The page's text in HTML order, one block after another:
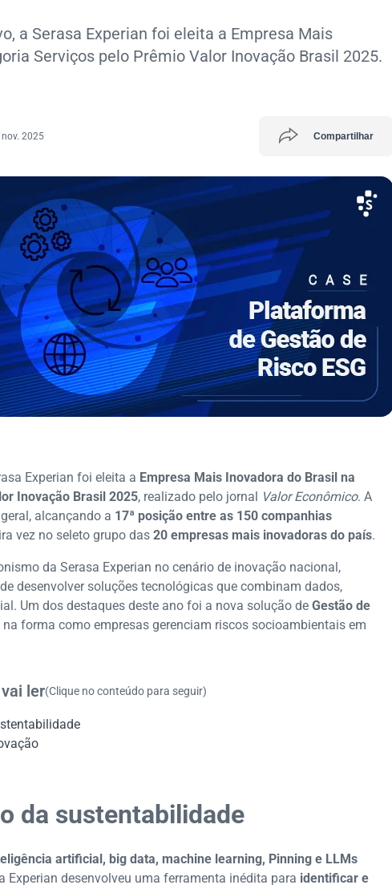
a Serasa Experian foi eleita a Empresa Mais
Serviços pelo Prêmio Valor Inovação Brasil 2025.
2025 Compartilhar
Experian foi eleita a Empresa Mais Inovadora do Brasil na
Inovação Brasil 2025, realizado pelo jornal Valor Econômico. A
alcançando a 17ª posição entre as 150 companhias
vez no seleto grupo das 20 empresas mais inovadoras do país.
da Serasa Experian no cenário de inovação nacional,
desenvolver soluções tecnológicas que combinam dados,
Um dos destaques deste ano foi a nova solução de Gestão de
forma como empresas gerenciam riscos socioambientais em
ler(Clique no conteúdo para seguir)
da sustentabilidade
artificial, big data, machine learning, Pinning e LLMs
Experian desenvolveu uma ferramenta inédita para identificar e